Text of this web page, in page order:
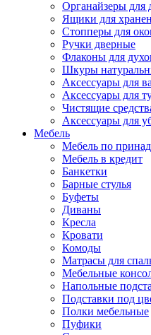
Органайзеры для
Ящики для
Стопперы для
Ручки дверные
Флаконы для
Шкуры
Аксессуары для
Аксессуары для
Чистящие
Аксессуары для
Мебель
Мебель по
Мебель в кредит
Банкетки
Барные стулья
Буфеты
Диваны
Кресла
Кровати
Комоды
Матрасы для
Мебельные
Напольные
Подставки под
Полки мебельные
Пуфики